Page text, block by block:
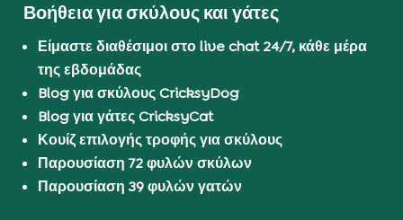
Βοήθεια για σκύλους και γάτες
Είμαστε διαθέσιμοι στο live chat 24/7, κάθε μέρα
της εβδομάδας
Blog για σκύλους CricksyDog
Blog για γάτες CricksyCat
Κουίζ επιλογής τροφής για σκύλους
Παρουσίαση 72 φυλών σκύλων
Παρουσίαση 39 φυλών γατών